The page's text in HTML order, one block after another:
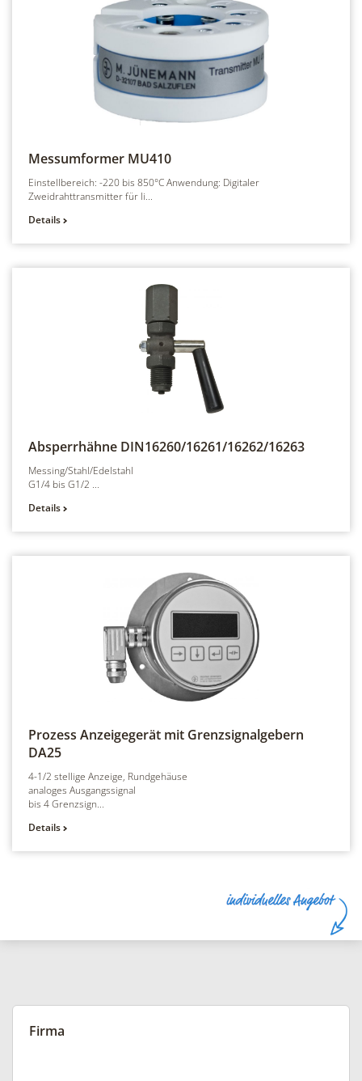
Messumformer MU410
Einstellbereich: -220 bis 850°C Anwendung: Digitaler
Zweidrahttransmitter für li...
Details
Absperrhähne DIN16260/16261/16262/16263
Messing/Stahl/Edelstahl
G1/4 bis G1/2 ...
Details
Prozess Anzeigegerät mit Grenzsignalgebern
DA25
4-1/2 stellige Anzeige, Rundgehäuse
analoges Ausgangssignal
bis 4 Grenzsign...
Details
Firma